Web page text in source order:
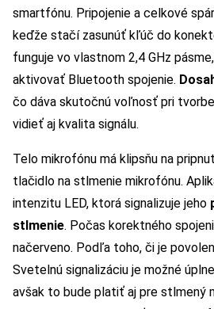
smartfónu. Pripojenie a celkové
keďže stačí zasunúť kľúč do
funguje vo vlastnom 2,4 GHz
aktivovať Bluetooth spojenie.
čo dáva skutočnú voľnosť pri
vidieť aj kvalita signálu.
Telo mikrofónu má klipsňu na
tlačidlo na stlmenie mikrofónu.
intenzitu LED, ktorá signalizuje jeho
stlmenie. Počas korektného
načerveno. Podľa toho, či je
Svetelnú signalizáciu je možné
avšak to bude platiť aj pre stlmený